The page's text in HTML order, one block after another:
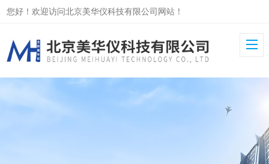
您好！欢迎访问北京美华仪科技有限公司网站！